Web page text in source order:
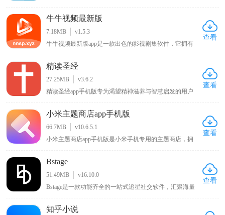
游戏日常动态展示游戏生活，通过分享帖子寻找志同道合
的朋友交流，此外游戏玩家还能在上面找到大神编写的各
种游戏攻略以学习更多游戏技巧，欢迎感兴趣的朋友下载
玩耍！
牛牛视频最新版
7.18MB
v1.5.3
牛牛视频最新版app是一款出色的影视剧集软件，它拥有
随心播放这些影视内容，让用户畅享沉浸式的大片观看体
验，满足不同用户多样化的影视观看需求。
查看
精读圣经
27.25MB
v3.6.2
精读圣经app手机版专为渴望精神滋养与智慧启发的用户
读者能深刻领悟上帝教诲，挖掘圣经中的智慧与真理。全
新有声阅读功能，使上帝慈爱之言如在耳畔，给予用户沉
浸式聆听体验，让心灵于阅读和聆听中收获宁静与升华。
查看
小米主题商店app手机版
66.7MB
v10.6.5.1
小米主题商店app手机版是小米手机专用的主题商店，拥
同，同时该APP对安卓原生系统进行优化改良，可使手机
运行更流畅、操作更快捷，在KK下载站可下载体验这一
能为小米手机带来独特体验与性能优化的主题商店APP 。
查看
Bstage
51.49MB
v16.10.0
Bstage是一款功能齐全的一站式追星社交软件，汇聚海量
解，同时提供星粉互动、粉丝社交、音源试听、周边选
查看
知乎小说